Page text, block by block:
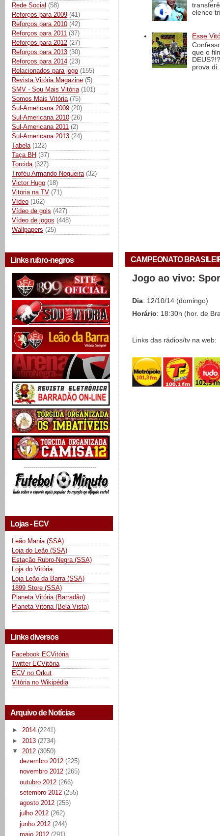
Rede Social (58)
Reforços para 2009 (41)
Reforços para 2010 (42)
Reforços para 2011 (37)
Reforços para 2012 (27)
Reforços para 2013 (30)
Reforços para 2014 (23)
Relacionados para jogo (155)
Revista Vitória Magazine (5)
SMV - Sou Mais Vitória (101)
Somos Mais Vitória (75)
Sul-Americana 2009 (20)
Sul-Americana 2010 (26)
Sul-Americana 2011 (2)
Sul-Americana 2013 (24)
Tabela (122)
Taça BH (37)
Torcida (327)
Troféu Armando Nogueira (32)
Victor Hugo (18)
Vitoria na TV (71)
Vídeo (162)
Vídeo de gols (427)
Vídeo de jogos (448)
Wallpapers (25)
Links rubro-negros
-------------------------------------
Lojas - ECV
Leão Mania (SSA)
Loja do Leão (SSA)
Estação Rubro-Negra (SSA)
Loja do Vitória
Loja Leão da Barra (SSA)
1899 Store (SSA)
Planeta Vitória (Barradão)
Planeta Vitória (Bela Vista)
Links diversos
Facebook ECVitória
Twitter ECVitória
ECV no Orkut
Vitória no Wikipédia
Arquivo de Notícias
► 2014 (2241)
► 2013 (2734)
▼ 2012 (3050)
dezembro 2012 (225)
novembro 2012 (265)
outubro 2012 (266)
setembro 2012 (255)
agosto 2012 (255)
julho 2012 (262)
junho 2012 (244)
maio 2012 (291)
elenco
Esse
que o
prova
CAMPEONATO
Jogo ao vivo:
Dia: 12/10/14 (domingo)
Horário: 18:30h (hor. de
Links das rádios/tv na web: